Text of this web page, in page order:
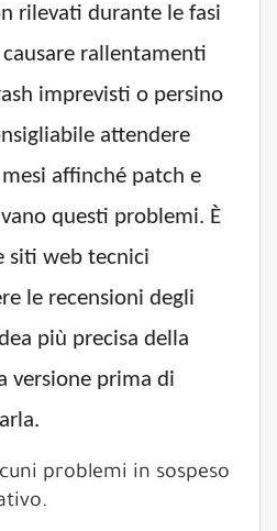
rilevati durante le fasi
rallentamenti
imprevisti o persino
attendere
affinché patch e
questi problemi. È
siti web tecnici
le recensioni degli
più precisa della
versione prima di
problemi in sospeso